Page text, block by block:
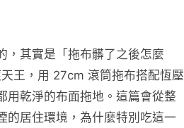
，其實是「拖布髒了之後怎麼
王，用 27cm 滾筒拖布搭配恆壓
用乾淨的布面拖地。這篇會從整
的居住環境，為什麼特別吃這一